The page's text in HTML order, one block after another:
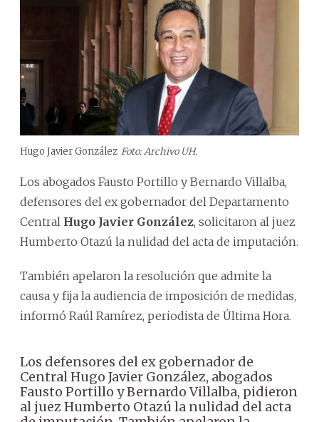
Hugo Javier González Foto: Archivo UH.
Los abogados Fausto Portillo y Bernardo Villalba,
defensores del ex gobernador del Departamento
Central Hugo Javier González, solicitaron al juez
Humberto Otazú la nulidad del acta de imputación.
También apelaron la resolución que admite la
causa y fija la audiencia de imposición de medidas,
informó Raúl Ramírez, periodista de Última Hora.
Los defensores del ex gobernador de
Central Hugo Javier González, abogados
Fausto Portillo y Bernardo Villalba, pidieron
al juez Humberto Otazú la nulidad del acta